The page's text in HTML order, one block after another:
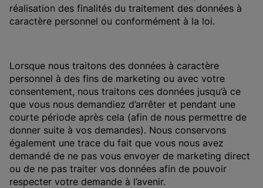
réalisation des finalités du traitement des données à
caractère personnel ou conformément à la loi.
Lorsque nous traitons des données à caractère
personnel à des fins de marketing ou avec votre
consentement, nous traitons ces données jusqu’à ce
que vous nous demandiez d’arrêter et pendant une
courte période après cela (afin de nous permettre de
donner suite à vos demandes). Nous conservons
également une trace du fait que vous nous avez
demandé de ne pas vous envoyer de marketing direct
ou de ne pas traiter vos données afin de pouvoir
respecter votre demande à l’avenir.